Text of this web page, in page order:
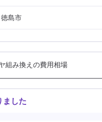
徳島市
組み換えの費用相場
ました